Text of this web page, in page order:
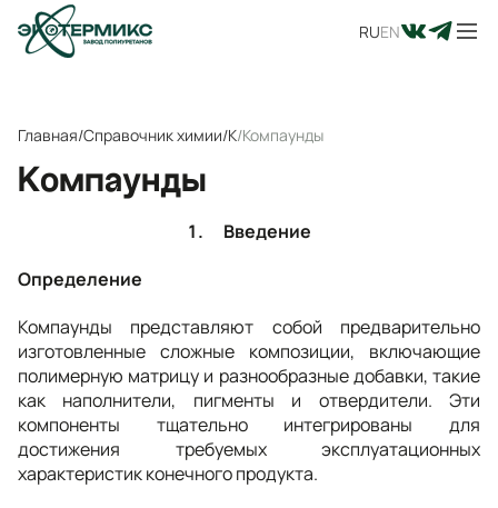
RUEN
Главная/Справочник химии/К/Компаунды
Компаунды
1. Введение
Определение
Компаунды представляют собой предварительно
изготовленные сложные композиции, включающие
полимерную матрицу и разнообразные добавки, такие
как наполнители, пигменты и отвердители. Эти
компоненты тщательно интегрированы для
достижения требуемых эксплуатационных
характеристик конечного продукта.